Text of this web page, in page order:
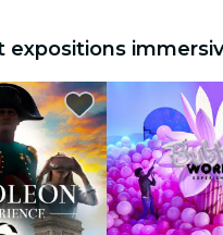
expositions